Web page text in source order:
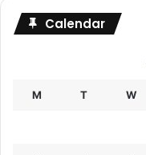
Calendar
M T W